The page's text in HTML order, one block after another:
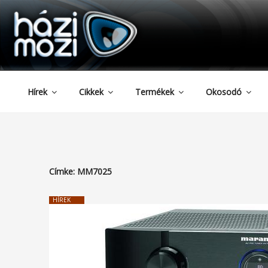
Tartalomhoz
HAZIMOZI
Hírek Cikkek Termékek Okosodó
Címke: MM7025
HÍREK